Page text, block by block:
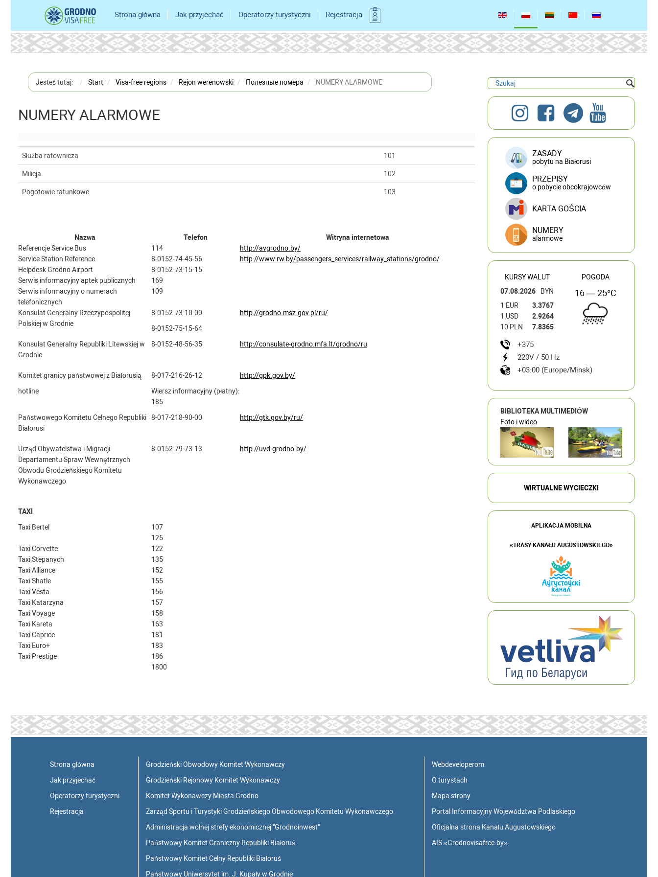
Strona główna Jak przyjechać Operatorzy turystyczni Rejestracja
Jesteś tutaj: Start Visa-free regions Rejon werenowski Полезные номера NUMERY ALARMOWE
NUMERY ALARMOWE
Służba ratownicza 101
Milicja 102
Pogotowie ratunkowe 103
Nazwa Telefon
Witryna internetowa
Referencje Service Bus
114
http://avgrodno.by/
Service Station Reference
8-0152-74-45-56
http://www.rw.by/passengers_services/railway_stations/grodno/
Helpdesk Grodno Airport
8-0152-73-15-15
Serwis informacyjny aptek publicznych
169
Serwis informacyjny o numerach
telefonicznych
109
Konsulat Generalny Rzeczypospolitej
Polskiej w Grodnie
8-0152-73-10-00
8-0152-75-15-64
http://grodno.msz.gov.pl/ru/
Konsulat Generalny Republiki Litewskiej w
Grodnie
8-0152-48-56-35 http://consulate-grodno.mfa.lt/grodno/ru
Komitet granicy państwowej z Białorusią
hotline
8-017-216-26-12
Wiersz informacyjny (płatny):
185
http://gpk.gov.by/
Państwowego Komitetu Celnego Republiki
Białorusi
8-017-218-90-00 http://gtk.gov.by/ru/
Urząd Obywatelstwa i Migracji
Departamentu Spraw Wewnętrznych
Obwodu Grodzieńskiego Komitetu
Wykonawczego
8-0152-79-73-13 http://uvd.grodno.by/
TAXI
Taxi Bertel
107
125
Taxi Corvette
122
Taxi Stepanych
135
Taxi Alliance
152
Taxi Shatle
155
Taxi Vesta
156
Taxi Katarzyna
157
Taxi Voyage
158
Taxi Kareta
163
Taxi Caprice
181
Taxi Euro+
183
Taxi Prestige
186
1800
ZASADY
pobytu na Białorusi
PRZEPISY
o pobycie obcokrajowców
KARTA GOŚCIA
NUMERY
alarmowe
KURSY WALUT
07.08.2026
BYN
1 EUR
3.3767
1 USD
2.9264
10 PLN
7.8365
POGODA
16 — 25°C
+375
220V / 50 Hz
+03:00 (Europe/Minsk)
BIBLIOTEKA MULTIMEDIÓW
Foto i wideo
WIRTUALNE WYCIECZKI
APLIKACJA MOBILNA
«TRASY KANAŁU AUGUSTOWSKIEGO»
Strona główna
Jak przyjechać
Operatorzy turystyczni
Rejestracja
Grodzieński Obwodowy Komitet Wykonawczy
Grodzieński Rejonowy Komitet Wykonawczy
Komitet Wykonawczy Miasta Grodno
Zarząd Sportu i Turystyki Grodzieńskiego Obwodowego Komitetu Wykonawczego
Administracja wolnej strefy ekonomicznej "Grodnoinwest"
Państwowy Komitet Graniczny Republiki Białoruś
Państwowy Komitet Celny Republiki Białoruś
Państwowy Uniwersytet im. J. Kupały w Grodnie
Webdeveloperom
O turystach
Mapa strony
Portal Informacyjny Województwa Podlaskiego
Oficjalna strona Kanału Augustowskiego
AIS «Grodnovisafree.by»